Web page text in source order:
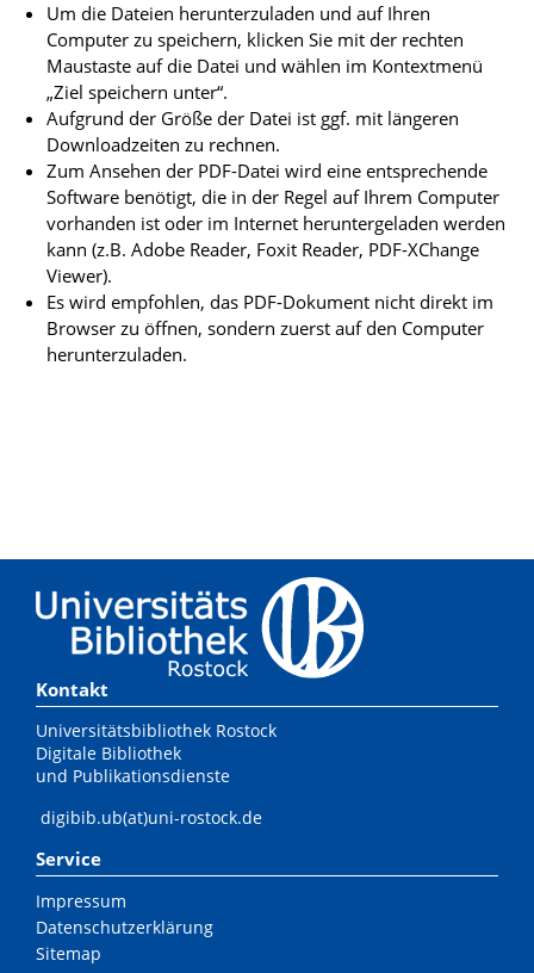
Um die Dateien herunterzuladen und auf Ihren
Computer zu speichern, klicken Sie mit der rechten
Maustaste auf die Datei und wählen im Kontextmenü
„Ziel speichern unter“.
Aufgrund der Größe der Datei ist ggf. mit längeren
Downloadzeiten zu rechnen.
Zum Ansehen der PDF-Datei wird eine entsprechende
Software benötigt, die in der Regel auf Ihrem Computer
vorhanden ist oder im Internet heruntergeladen werden
kann (z.B. Adobe Reader, Foxit Reader, PDF-XChange
Viewer).
Es wird empfohlen, das PDF-Dokument nicht direkt im
Browser zu öffnen, sondern zuerst auf den Computer
herunterzuladen.
Kontakt
Universitätsbibliothek Rostock
Digitale Bibliothek
und Publikationsdienste
digibib.ub(at)uni-rostock.de
Service
Impressum
Datenschutzerklärung
Sitemap